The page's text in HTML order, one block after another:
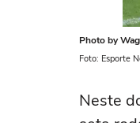
Photo by
Foto: Esporte
Neste